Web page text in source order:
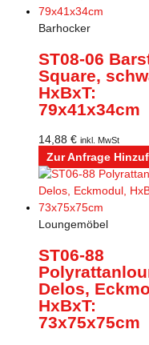
Barhocker
ST08-06
Square,
HxBxT:
79x41x34cm
14,88 € inkl. MwSt
Zur Anfrage
Loungemöbel
ST06-88
Delos,
HxBxT:
73x75x75cm